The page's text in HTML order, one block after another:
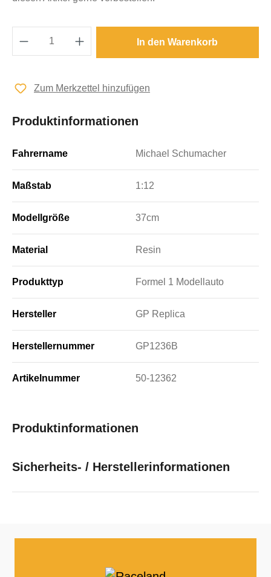
Produkt Anzahl: Gib den gewünschten
In den Warenkorb
Zum Merkzettel hinzufügen
Produktinformationen
Fahrername Michael Schumacher
Maßstab 1:12
Modellgröße 37cm
Material Resin
Produkttyp Formel 1 Modellauto
Hersteller GP Replica
Herstellernummer GP1236B
Artikelnummer 50-12362
Produktinformationen
Sicherheits- / Herstellerinformationen